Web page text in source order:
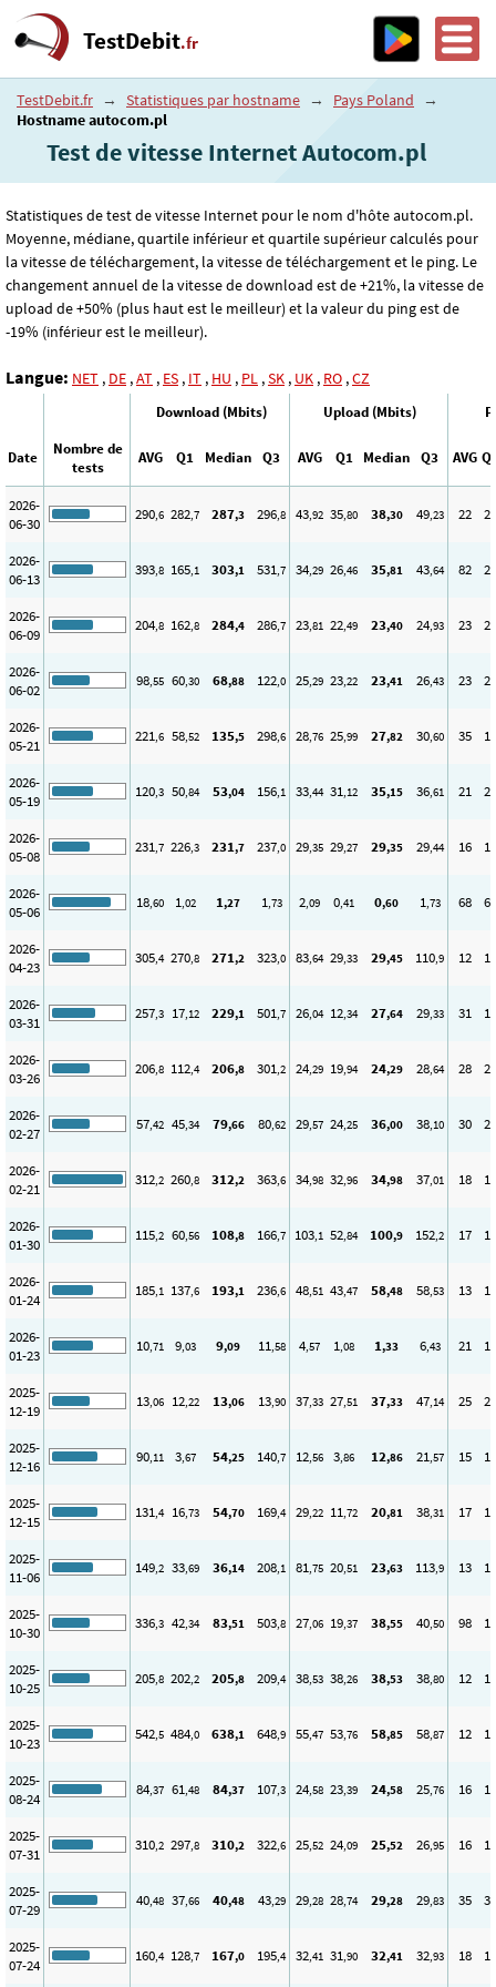
TestDebit.fr
TestDebit.fr → Statistiques par hostname → Pays Poland
→
Hostname autocom.pl
Test de vitesse Internet Autocom.pl
Statistiques de test de vitesse Internet pour le nom d'hôte autocom.pl.
Moyenne, médiane, quartile inférieur et quartile supérieur calculés pour
la vitesse de téléchargement, la vitesse de téléchargement et le ping. Le
changement annuel de la vitesse de download est de +21%, la vitesse de
upload de +50% (plus haut est le meilleur) et la valeur du ping est de
-19% (inférieur est le meilleur).
Langue: NET , DE ,AT , ES , IT , HU , PL ,SK , UK , RO ,CZ
Download (Mbits) Upload (Mbits)
Date
Nombre de
tests
AVG Q1 Median Q3 AVG Q1 Median Q3 AVG
2026-
06-30
290,6 282,7 287,3 296,8 43,92 35,80 38,30 49,23 22 21
2026-
06-13
393,8 165,1 303,1 531,7 34,29 26,46 35,81 43,64 82 22
2026-
06-09
204,8 162,8 284,4 286,7 23,81 22,49 23,40 24,93 23 21
2026-
06-02
98,55 60,30 68,88 122,0 25,29 23,22 23,41 26,43 23 20
2026-
05-21
221,6 58,52 135,5 298,6 28,76 25,99 27,82 30,60 35 18
2026-
05-19
120,3 50,84 53,04 156,1 33,44 31,12 35,15 36,61 21 20
2026-
05-08
231,7 226,3 231,7 237,0 29,35 29,27 29,35 29,44 16 15
2026-
05-06
18,60 1,02 1,27 1,73 2,09 0,41 0,60 1,73 68 65
2026-
04-23
305,4 270,8 271,2 323,0 83,64 29,33 29,45 110,9 12 10
2026-
03-31
257,3 17,12 229,1 501,7 26,04 12,34 27,64 29,33 31 16
2026-
03-26
206,8 112,4 206,8 301,2 24,29 19,94 24,29 28,64 28 27
2026-
02-27
57,42 45,34 79,66 80,62 29,57 24,25 36,00 38,10 30 27
2026-
02-21
312,2 260,8 312,2 363,6 34,98 32,96 34,98 37,01 18 16
2026-
01-30
115,2 60,56 108,8 166,7 103,1 52,84 100,9 152,2 17 14
2026-
01-24
185,1 137,6 193,1 236,6 48,51 43,47 58,48 58,53 13 12
2026-
01-23
10,71 9,03 9,09 11,58 4,57 1,08 1,33 6,43 21 19
2025-
12-19
13,06 12,22 13,06 13,90 37,33 27,51 37,33 47,14 25 23
2025-
12-16
90,11 3,67 54,25 140,7 12,56 3,86 12,86 21,57 15 15
2025-
12-15
131,4 16,73 54,70 169,4 29,22 11,72 20,81 38,31 17 14
2025-
11-06
149,2 33,69 36,14 208,1 81,75 20,51 23,63 113,9 13 11
2025-
10-30
336,3 42,34 83,51 503,8 27,06 19,37 38,55 40,50 98 15
2025-
10-25
205,8 202,2 205,8 209,4 38,53 38,26 38,53 38,80 12 12
2025-
10-23
542,5 484,0 638,1 648,9 55,47 53,76 58,85 58,87 12 12
2025-
08-24
84,37 61,48 84,37 107,3 24,58 23,39 24,58 25,76 16 16
2025-
07-31
310,2 297,8 310,2 322,6 25,52 24,09 25,52 26,95 16 16
2025-
07-29
40,48 37,66 40,48 43,29 29,28 28,74 29,28 29,83 35 34
2025-
07-24
160,4 128,7 167,0 195,4 32,41 31,90 32,41 32,93 18 17